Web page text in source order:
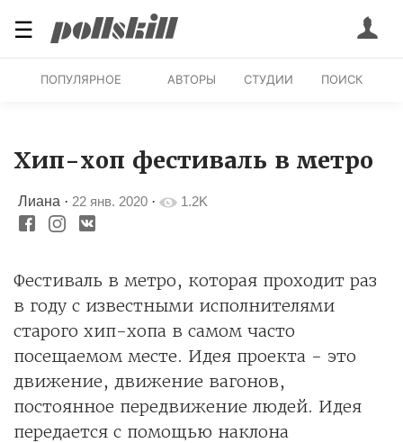
☰
ПОПУЛЯРНОЕ АВТОРЫ СТУДИИ ПОИСК
Хип-хоп фестиваль в метро
Лиана · 22 янв. 2020 · 1.2K
Фестиваль в метро, которая проходит раз
в году с известными исполнителями
старого хип-хопа в самом часто
посещаемом месте. Идея проекта - это
движение, движение вагонов,
постоянное передвижение людей. Идея
передается с помощью наклона